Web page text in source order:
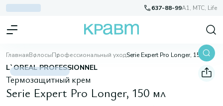
637-88-99A1, МТС, Life
ГлавнаяВолосыПрофессиональный уходSerie Expert Pro Longer, 150 мл
L`OREAL PROFESSIONNEL
Термозащитный крем
Serie Expert Pro Longer, 150 мл